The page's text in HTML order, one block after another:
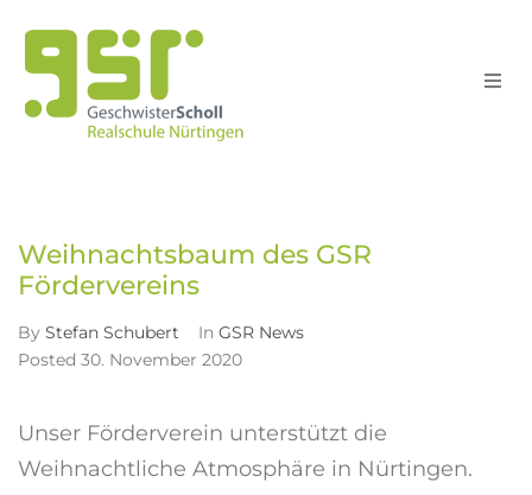
Weihnachtsbaum des GSR
Fördervereins
By Stefan Schubert In GSR News
Posted 30. November 2020
Unser Förderverein unterstützt die
Weihnachtliche Atmosphäre in Nürtingen.